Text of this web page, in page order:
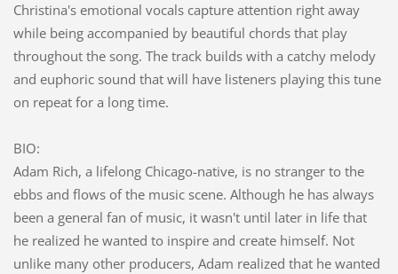
Christina's emotional vocals capture attention right away
while being accompanied by beautiful chords that play
throughout the song. The track builds with a catchy melody
and euphoric sound that will have listeners playing this tune
on repeat for a long time.
BIO:
Adam Rich, a lifelong Chicago-native, is no stranger to the
ebbs and flows of the music scene. Although he has always
been a general fan of music, it wasn't until later in life that
he realized he wanted to inspire and create himself. Not
unlike many other producers, Adam realized that he wanted